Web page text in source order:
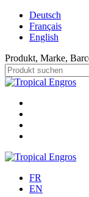
Deutsch
Français
English
Produkt, Marke,
FR
EN